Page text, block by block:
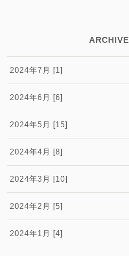
ARCHIVE
2024年7月 [1]
2024年6月 [6]
2024年5月 [15]
2024年4月 [8]
2024年3月 [10]
2024年2月 [5]
2024年1月 [4]